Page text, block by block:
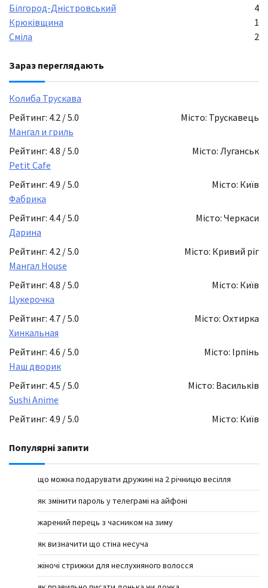
Білгород-Дністровський
4
Крюківщина
1
Сміла
2
Зараз переглядають
Колиба Трускава
Рейтинг: 4.2 / 5.0
Місто: Трускавець
Мангал и гриль
Рейтинг: 4.8 / 5.0
Місто: Луганськ
Petit Cafe
Рейтинг: 4.9 / 5.0
Місто: Київ
Фабрика
Рейтинг: 4.4 / 5.0
Місто: Черкаси
Дарина
Рейтинг: 4.2 / 5.0
Місто: Кривий ріг
Мангал House
Рейтинг: 4.8 / 5.0
Місто: Київ
Цукерочка
Рейтинг: 4.7 / 5.0
Місто: Охтирка
Хинкальная
Рейтинг: 4.6 / 5.0
Місто: Ірпінь
Наш дворик
Рейтинг: 4.5 / 5.0
Місто: Васильків
Sushi Anime
Рейтинг: 4.9 / 5.0
Місто: Київ
Популярні запити
що можна подарувати дружині на 2 річницю весілля
як змінити пароль у телеграмі на айфоні
жарений перець з часником на зиму
як визначити що стіна несуча
жіночі стрижки для неслухняного волосся